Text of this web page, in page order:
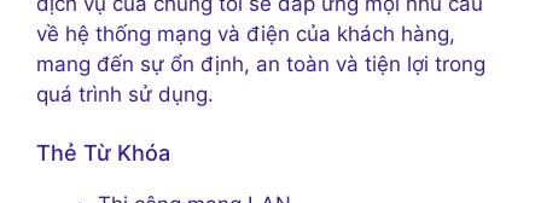
về hệ thống mạng và điện của khách hàng,
mang đến sự ổn định, an toàn và tiện lợi trong
quá trình sử dụng.
Thẻ Từ Khóa